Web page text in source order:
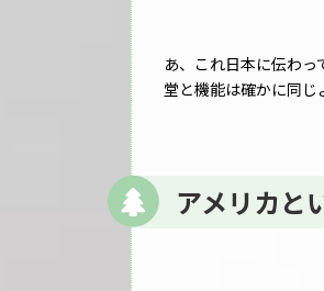
あ、これ日本に伝わ
堂と機能は確かに同
アメリカと